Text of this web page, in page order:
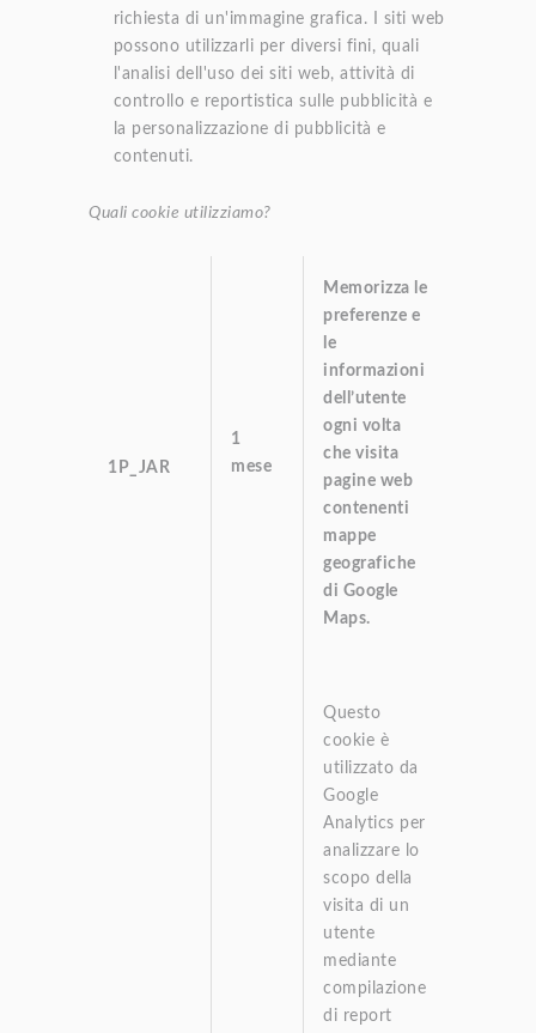
richiesta di un'immagine grafica. I siti web
possono utilizzarli per diversi fini, quali
l'analisi dell'uso dei siti web, attività di
controllo e reportistica sulle pubblicità e
la personalizzazione di pubblicità e
contenuti.
Quali cookie utilizziamo?
1P_JAR
1
mese
Memorizza le
preferenze e
le
informazioni
dell’utente
ogni volta
che visita
pagine web
contenenti
mappe
geografiche
di Google
Maps.
Questo
cookie è
utilizzato da
Google
Analytics per
analizzare lo
scopo della
visita di un
utente
mediante
compilazione
di report